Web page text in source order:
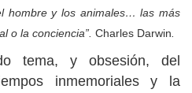
hombre y los animales… las más
o la conciencia”. Charles Darwin.
tema, y obsesión, del
inmemoriales y la